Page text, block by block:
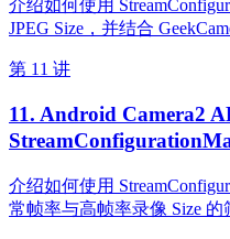
介绍如何使用
JPEG Size，并结合
第 11 讲
11. Android Camera2
介绍如何使用
常帧率与高帧率录像 Size 的